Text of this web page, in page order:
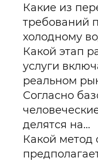
Какие из
требований
холодному
Какой этап
услуги
реальном
Согласно
делятся на…
Какой метод